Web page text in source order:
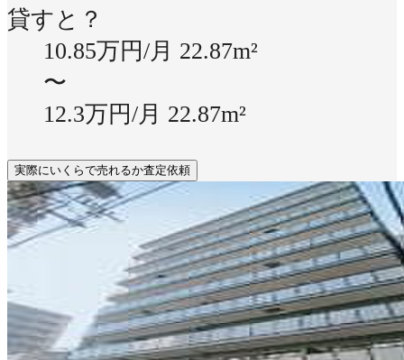
貸すと？
10.85万円/月 22.87m²
〜
12.3万円/月 22.87m²
実際にいくらで売れるか査定依頼